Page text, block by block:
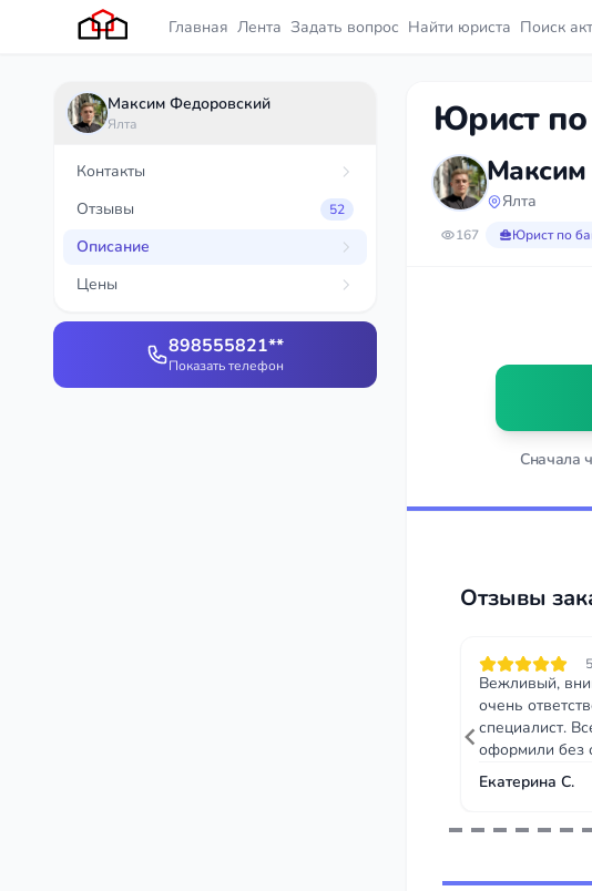
Главная Лента Задать вопрос Найти юриста Поиск
Максим Федоровский
Ялта
Контакты
Отзывы
52
Описание
Цены
898555821**
Показать телефон
Юрист
Ялта
167 Юрист по
Сначала
Отзывы
Вежливый,
очень
специалист.
оформили без
первого раза.
Екатерина С.
1